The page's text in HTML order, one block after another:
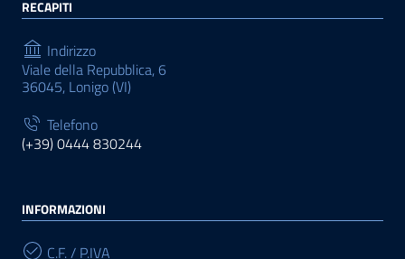
RECAPITI
Indirizzo
Viale della Repubblica, 6
36045, Lonigo (VI)
Telefono
(+39) 0444 830244
INFORMAZIONI
C.F. / P.IVA